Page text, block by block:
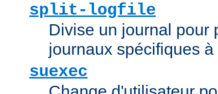
split-logfile
Divise un journal pour
journaux spécifiques
suexec